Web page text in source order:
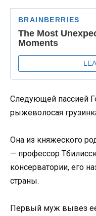
Следующей пассией
рыжеволосая
Она из княжеского
— профессор
консерватории, его
страны.
Первый муж вывез